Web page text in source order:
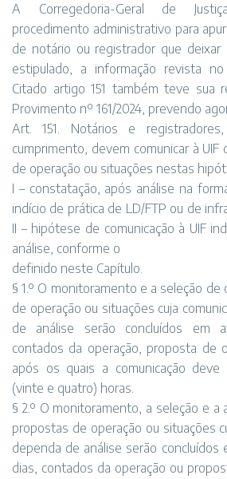
A Corregedoria-Geral de
procedimento administrativo para
de notário ou registrador que
estipulado, a informação revista
Citado artigo 151 também teve sua
Provimento nº 161/2024, prevendo
Art. 151. Notários e
cumprimento, devem comunicar à
de operação ou situações nestas
I – constatação, após análise na
indício de prática de LD/FTP ou de
II – hipótese de comunicação à UIF
análise, conforme o
definido neste Capítulo.
§ 1.º O monitoramento e a seleção
de operação ou situações cuja
de análise serão concluídos em
contados da operação, proposta de
após os quais a comunicação
(vinte e quatro) horas.
§ 2.º O monitoramento, a seleção e a
propostas de operação ou situações
dependa de análise serão
dias, contados da operação ou